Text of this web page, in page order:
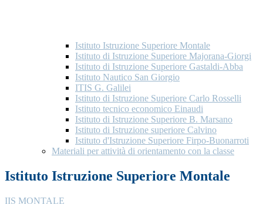
Istituto Istruzione Superiore Montale
Istituto di Istruzione Superiore Majorana-Giorgi
Istituto di Istruzione Superiore Gastaldi-Abba
Istituto Nautico San Giorgio
ITIS G. Galilei
Istituto di Istruzione Superiore Carlo Rosselli
Istituto tecnico economico Einaudi
Istituto di Istruzione Superiore B. Marsano
Istituto di Istruzione superiore Calvino
Istituto d'Istruzione Superiore Firpo-Buonarroti
Materiali per attività di orientamento con la classe
Istituto Istruzione Superiore Montale
IIS MONTALE